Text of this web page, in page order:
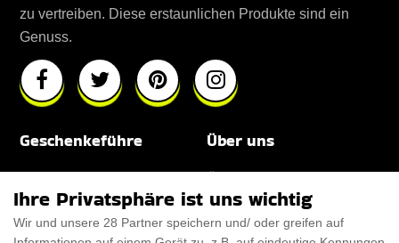
zu vertreiben. Diese erstaunlichen Produkte sind ein
Genuss.
Geschenkeführe Über uns
Ihre Privatsphäre ist uns wichtig
Wir und unsere 28 Partner speichern und/ oder greifen auf